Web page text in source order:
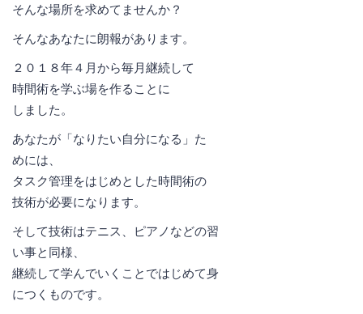
そんな場所を求めてませんか？
そんなあなたに朗報があります。
２０１８年４月から毎月継続して
時間術を学ぶ場を作ることに
しました。
あなたが「なりたい自分になる」た
めには、
タスク管理をはじめとした時間術の
技術が必要になります。
そして技術はテニス、ピアノなどの習
い事と同様、
継続して学んでいくことではじめて身
につくものです。